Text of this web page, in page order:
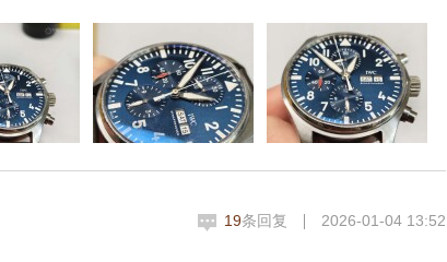
19条回复 2026-01-04 13:52